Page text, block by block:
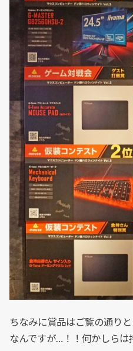
ちなみに賞品はご覧の通り
なんですが…！！何かしらは